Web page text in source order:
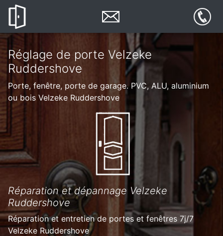
Réglage de porte Velzeke
Ruddershove
Porte, fenêtre, porte de garage. PVC, ALU, aluminium
ou bois Velzeke Ruddershove
Réparation et dépannage Velzeke
Ruddershove
Réparation et entretien de portes et fenêtres 7j/7
Velzeke Ruddershove